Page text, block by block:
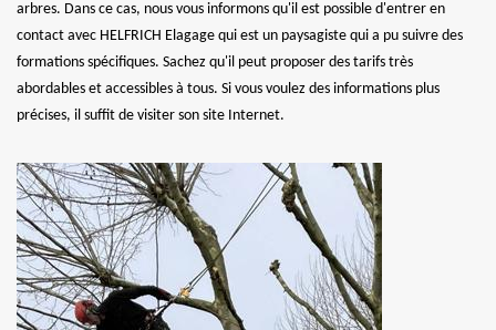
arbres. Dans ce cas, nous vous informons qu'il est possible d'entrer en
contact avec HELFRICH Elagage qui est un paysagiste qui a pu suivre des
formations spécifiques. Sachez qu'il peut proposer des tarifs très
abordables et accessibles à tous. Si vous voulez des informations plus
précises, il suffit de visiter son site Internet.